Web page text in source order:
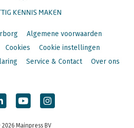
KENNIS MAKEN
Algemene voorwaarden
Cookies
Cookie instellingen
Service & Contact Over ons
Mainpress BV